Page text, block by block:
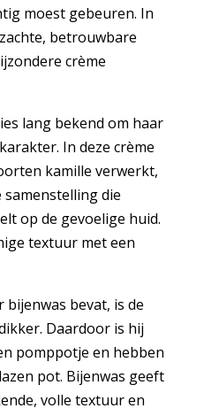
moest gebeuren. In
betrouwbare
crème
lang bekend om haar
In deze crème
kamille verwerkt,
die
op de gevoelige huid.
textuur met een
bijenwas bevat, is de
Daardoor is hij
pomppotje en hebben
pot. Bijenwas geeft
volle textuur en